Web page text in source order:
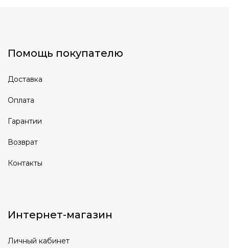
Помощь покупателю
Доставка
Оплата
Гарантии
Возврат
Контакты
Интернет-магазин
Личный кабинет